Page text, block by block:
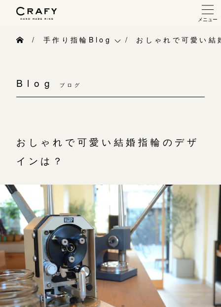
メニュー
指輪制作の流れ
指輪作品集
工房一覧
よくあるご質問
アフターケア・保証
CRAFYについて
SNS・ブログ
Blog ブログ
手作り指輪Blog
手作り指輪作品集
お客様インタビュー
指輪のハンドメイド・手作り
結婚指輪手作り工房のご案内
おしゃれで可愛い
おしゃれで可愛い結婚指輪のデザ
インは？